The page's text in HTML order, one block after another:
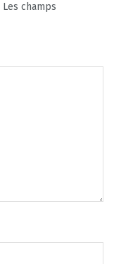
Les champs